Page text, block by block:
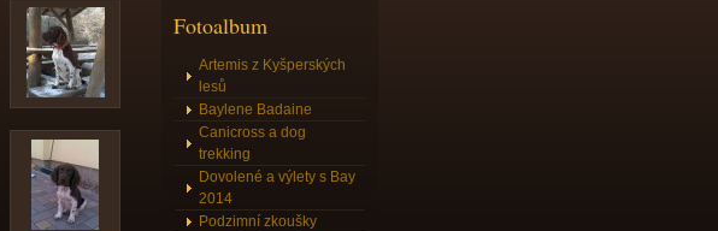
Fotoalbum
Artemis z Kyšperských
lesů
Baylene Badaine
Canicross a dog
trekking
Dovolené a výlety s Bay
2014
Podzimní zkoušky